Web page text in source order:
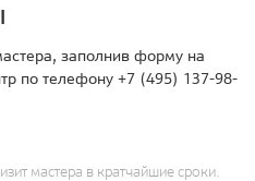
заполнив форму на
по телефону +7 (495) 137-98-
мастера в кратчайшие сроки.